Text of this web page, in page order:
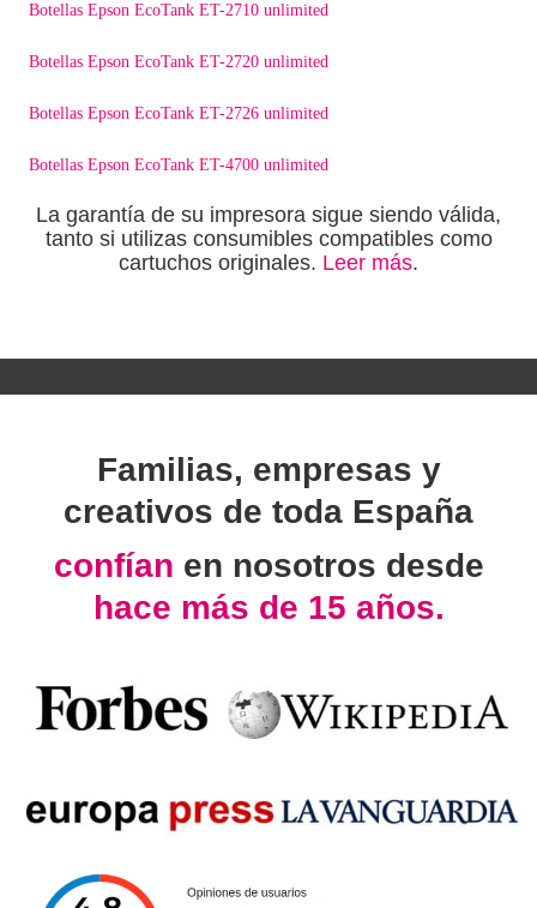
Botellas Epson EcoTank ET-2710 unlimited
Botellas Epson EcoTank ET-2720 unlimited
Botellas Epson EcoTank ET-2726 unlimited
Botellas Epson EcoTank ET-4700 unlimited
La garantía de su impresora sigue siendo válida,
tanto si utilizas consumibles compatibles como
cartuchos originales. Leer más.
Familias, empresas y
creativos de toda España
confían en nosotros desde
hace más de 15 años.